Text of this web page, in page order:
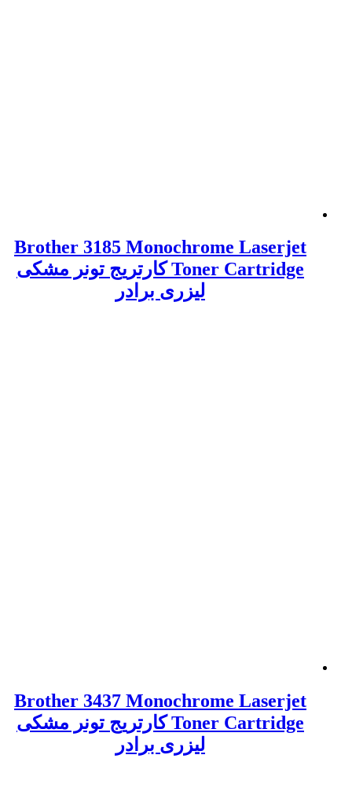
Brother 3185 Monochrome Laserjet
Toner Cartridge کارتریج تونر مشکی
لیزری برادر
Brother 3437 Monochrome Laserjet
Toner Cartridge کارتریج تونر مشکی
لیزری برادر